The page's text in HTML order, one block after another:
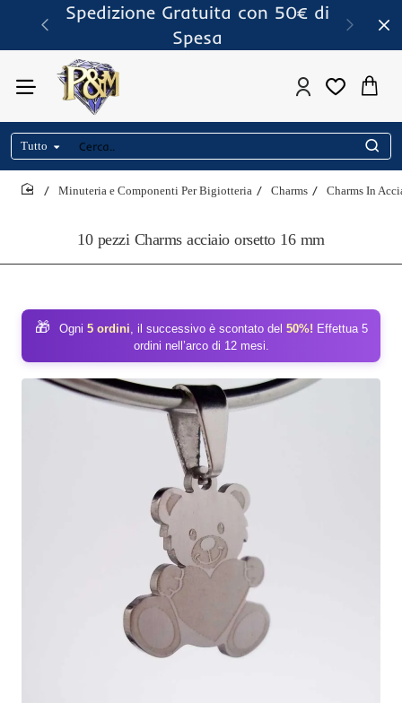
Spedizione Gratuita con 50€ di
Spesa
Tutto
Cerca..
10 pezzi Charms acciaio orsetto 16 mm
Minuteria e Componenti Per Bigiotteria Charms Charms In
🎁 Ogni 5 ordini, il successivo è scontato del 50%! Effettua 5
ordini nell’arco di 12 mesi.